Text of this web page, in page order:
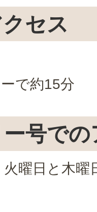
セス
で約15分
号で
曜日と木曜